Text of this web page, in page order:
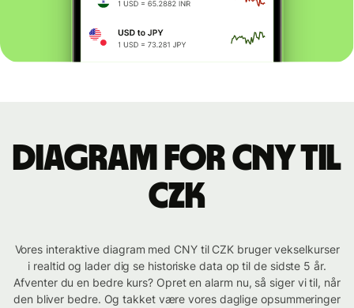
Diagram for CNY til
CZK
Vores interaktive diagram med CNY til CZK bruger vekselkurser
i realtid og lader dig se historiske data op til de sidste 5 år.
Afventer du en bedre kurs? Opret en alarm nu, så siger vi til, når
den bliver bedre. Og takket være vores daglige opsummeringer